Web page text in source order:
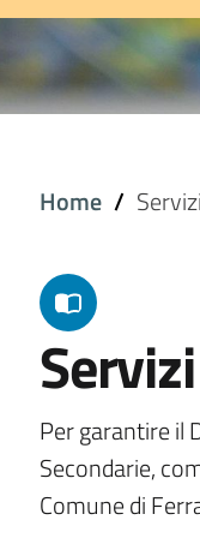
Home
Per garantire il
Secondarie,
Comune di